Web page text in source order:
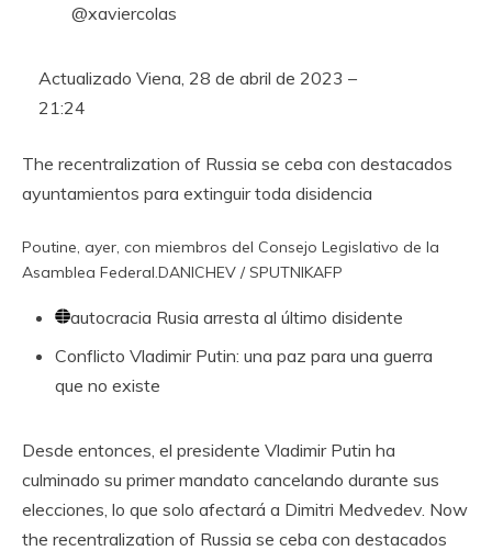
@xaviercolas
Actualizado Viena, 28 de abril de 2023 –
21:24
The recentralization of Russia se ceba con destacados
ayuntamientos para extinguir toda disidencia
Poutine, ayer, con miembros del Consejo Legislativo de la
Asamblea Federal.DANICHEV / SPUTNIKAFP
autocracia Rusia arresta al último disidente
Conflicto Vladimir Putin: una paz para una guerra
que no existe
Desde entonces, el presidente Vladimir Putin ha
culminado su primer mandato cancelando durante sus
elecciones, lo que solo afectará a Dimitri Medvedev. Now
the recentralization of Russia se ceba con destacados